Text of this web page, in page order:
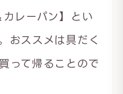
カレーパン】とい
おススメは具だく
って帰ることので